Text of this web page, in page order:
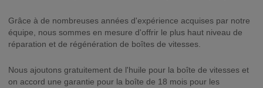
Grâce à de nombreuses années d'expérience acquises par notre
équipe, nous sommes en mesure d'offrir le plus haut niveau de
réparation et de régénération de boîtes de vitesses.
Nous ajoutons gratuitement de l'huile pour la boîte de vitesses et
on accord une garantie pour la boîte de 18 mois pour les